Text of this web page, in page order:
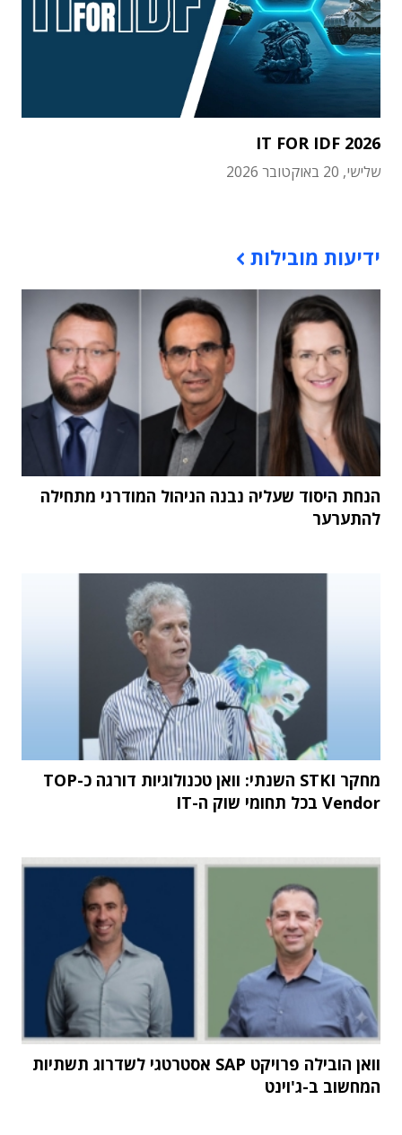
IT FOR IDF 2026
שלישי, 20 באוקטובר 2026
ידיעות מובילות
הנחת היסוד שעליה נבנה הניהול המודרני מתחילה
להתערער
מחקר STKI השנתי: וואן טכנולוגיות דורגה כ-TOP
Vendor בכל תחומי שוק ה-IT
וואן הובילה פרויקט SAP אסטרטגי לשדרוג תשתיות
המחשוב ב-ג'וינט